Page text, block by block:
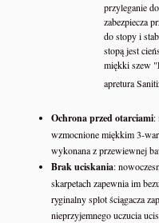
przyleganie
zabezpiecza
do stopy i
stopą jest
miękki szew
apretura
Ochrona przed otarciami:
wzmocnione miękkim 3-
wykonana z przewiewnej
Brak uciskania:
skarpetach zapewnia im
ryginalny splot ściągacza
nieprzyjemnego uczucia